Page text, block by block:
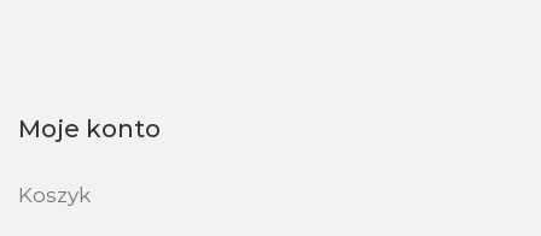
Moje konto
Koszyk